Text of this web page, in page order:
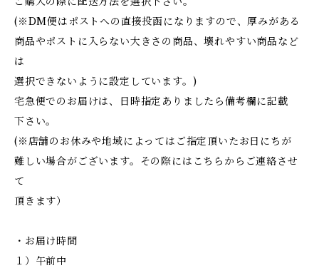
(※DM便はポストへの直接投函になりますので、厚みがある
商品やポストに入らない大きさの商品、壊れやすい商品など
は
選択できないように設定しています。)
宅急便でのお届けは、日時指定ありましたら備考欄に記載
下さい。
(※店舗のお休みや地域によってはご指定頂いたお日にちが
難しい場合がございます。その際にはこちらからご連絡させ
て
頂きます）
・お届け時間
１）午前中